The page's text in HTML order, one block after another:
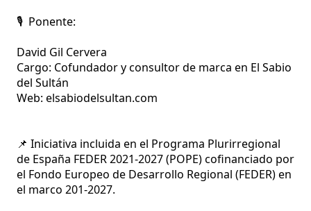
🎙️  Ponente:
David Gil Cervera
Cargo: Cofundador y consultor de marca en El Sabio
del Sultán
Web: elsabiodelsultan.com
📌 Iniciativa incluida en el Programa Plurirregional
de España FEDER 2021-2027 (POPE) cofinanciado por
el Fondo Europeo de Desarrollo Regional (FEDER) en
el marco 201-2027.